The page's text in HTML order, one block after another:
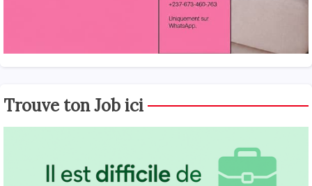
Trouve ton Job ici